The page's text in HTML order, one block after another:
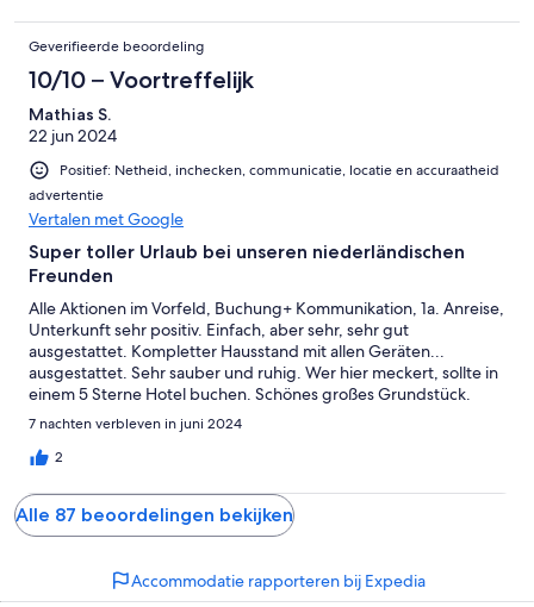
Geverifieerde beoordeling
10/10 – Voortreffelijk
Mathias S.
22 jun 2024
Positief: Netheid, inchecken, communicatie, locatie en accuraatheid
advertentie
Vertalen met Google
Super toller Urlaub bei unseren niederländischen
Freunden
Alle Aktionen im Vorfeld, Buchung+ Kommunikation, 1a. Anreise,
Unterkunft sehr positiv. Einfach, aber sehr, sehr gut
ausgestattet. Kompletter Hausstand mit allen Geräten...
ausgestattet. Sehr sauber und ruhig. Wer hier meckert, sollte in
einem 5 Sterne Hotel buchen. Schönes großes Grundstück.
Ideal für Urlaub mit Hund. Wir waren rundum zufrieden und
würden es jeder Zeit wieder buchen.
7 nachten verbleven in juni 2024
2
Alle 87 beoordelingen bekijken
Accommodatie rapporteren bij Expedia